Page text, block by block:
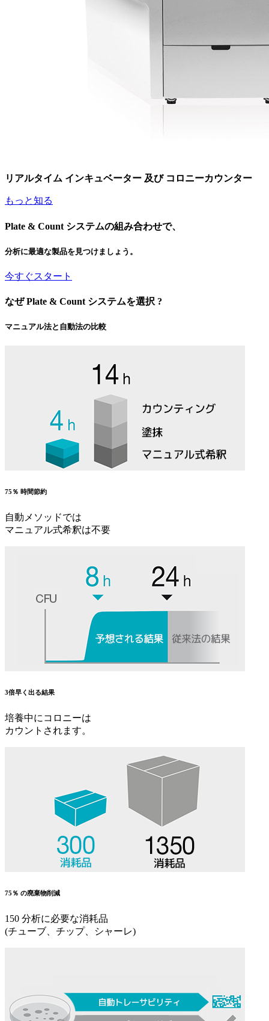
リアルタイム インキュベーター 及び コロニーカウンター
もっと知る
Plate & Count システムの組み合わせで、
分析に最適な製品を見つけましょう。
今すぐスタート
なぜ Plate & Count システムを選択 ?
マニュアル法と自動法の比較
75％ 時間節約
自動メソッドでは
マニュアル式希釈は不要
3倍早く出る結果
培養中にコロニーは
カウントされます。
75％ の廃棄物削減
150 分析に必要な消耗品
(チューブ、チップ、シャーレ)